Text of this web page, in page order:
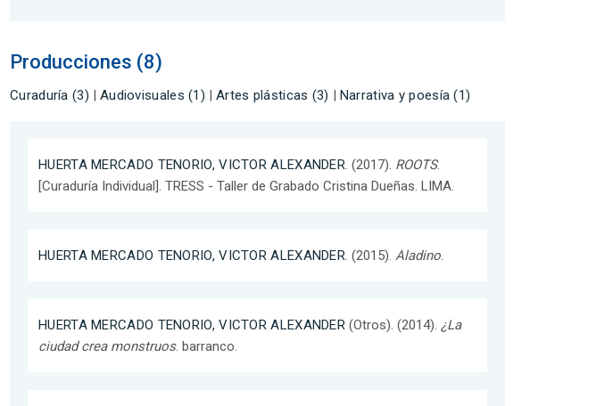
Producciones (8)
Curaduría (3) | Audiovisuales (1) |Artes plásticas (3) | Narrativa y poesía (1)
HUERTA MERCADO TENORIO, VICTOR ALEXANDER . (2017). ROOTS.
[Curaduría Individual]. TRESS - Taller de Grabado Cristina Dueñas. LIMA.
HUERTA MERCADO TENORIO, VICTOR ALEXANDER . (2015). Aladino
HUERTA MERCADO TENORIO, VICTOR ALEXANDER (Otros). (2014). ¿La
ciudad crea monstruos. barranco.